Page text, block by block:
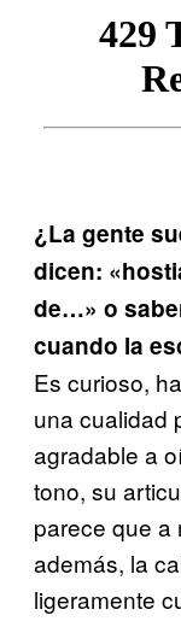
¿La gente
dicen:
de…» o
cuando la
Es curioso,
una cualidad
agradable a
tono, su
parece que a
además, la
ligeramente